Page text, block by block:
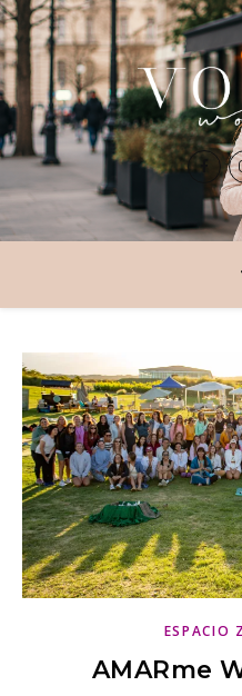
ESPACIO
AMARme